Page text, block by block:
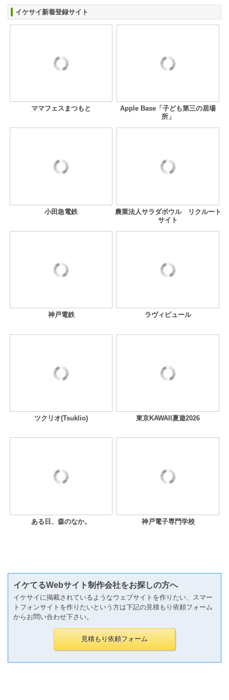
イケサイ新着登録サイト
ママフェスまつもと
Apple Base「子ども第三の居場
所」
小田急電鉄
農業法人サラダボウル リクルート
サイト
神戸電鉄 ラヴィピュール
ツクリオ(Tsuklio) 東京KAWAII夏遊2026
ある日、森のなか。 神戸電子専門学校
イケてるWebサイト制作会社をお探しの方へ
イケサイに掲載されているようなウェブサイトを作りたい、スマー
トフォンサイトを作りたいという方は下記の見積もり依頼フォーム
からお問い合わせ下さい。